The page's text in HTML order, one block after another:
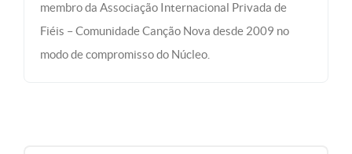
membro da Associação Internacional Privada de
Fiéis – Comunidade Canção Nova desde 2009 no
modo de compromisso do Núcleo.